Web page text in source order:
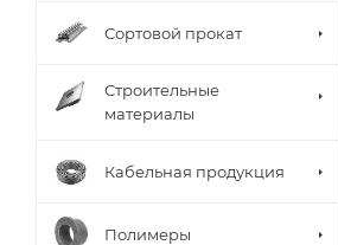
Сортовой прокат
Строительные
материалы
Кабельная продукция
Полимеры